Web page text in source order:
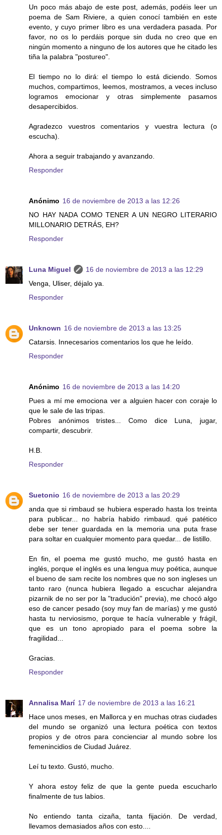
Un poco más abajo de este post, además, podéis leer un
poema de Sam Riviere, a quien conocí también en este
evento, y cuyo primer libro es una verdadera pasada. Por
favor, no os lo perdáis porque sin duda no creo que en
ningún momento a ninguno de los autores que he citado les
tiña la palabra "postureo".
El tiempo no lo dirá: el tiempo lo está diciendo. Somos
muchos, compartimos, leemos, mostramos, a veces incluso
logramos emocionar y otras simplemente pasamos
desapercibidos.
Agradezco vuestros comentarios y vuestra lectura (o
escucha).
Ahora a seguir trabajando y avanzando.
Responder
Anónimo 16 de noviembre de 2013 a las 12:26
NO HAY NADA COMO TENER A UN NEGRO LITERARIO
MILLONARIO DETRÁS, EH?
Responder
Luna Miguel
16 de noviembre de 2013 a las 12:29
Venga, Uliser, déjalo ya.
Responder
Unknown 16 de noviembre de 2013 a las 13:25
Catarsis. Innecesarios comentarios los que he leído.
Responder
Anónimo 16 de noviembre de 2013 a las 14:20
Pues a mí me emociona ver a alguien hacer con coraje lo
que le sale de las tripas.
Pobres anónimos tristes... Como dice Luna, jugar,
compartir, descubrir.
H.B.
Responder
Suetonio 16 de noviembre de 2013 a las 20:29
anda que si rimbaud se hubiera esperado hasta los treinta
para publicar... no habría habido rimbaud. qué patético
debe ser tener guardada en la memoria una puta frase
para soltar en cualquier momento para quedar... de listillo.
En fin, el poema me gustó mucho, me gustó hasta en
inglés, porque el inglés es una lengua muy poética, aunque
el bueno de sam recite los nombres que no son ingleses un
tanto raro (nunca hubiera llegado a escuchar alejandra
pizarnik de no ser por la "tradución" previa), me chocó algo
eso de cancer pesado (soy muy fan de marías) y me gustó
hasta tu nerviosismo, porque te hacía vulnerable y frágil,
que es un tono apropiado para el poema sobre la
fragilidad...
Gracias.
Responder
Annalisa Marí 17 de noviembre de 2013 a las 16:21
Hace unos meses, en Mallorca y en muchas otras ciudades
del mundo se organizó una lectura poética con textos
propios y de otros para concienciar al mundo sobre los
femenincidios de Ciudad Juárez.
Leí tu texto. Gustó, mucho.
Y ahora estoy feliz de que la gente pueda escucharlo
finalmente de tus labios.
No entiendo tanta cizaña, tanta fijación. De verdad,
llevamos demasiados años con esto....